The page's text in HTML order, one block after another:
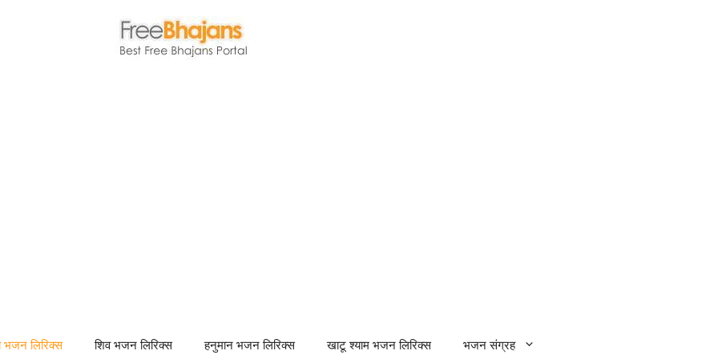
भजन लिरिक्स शिव भजन लिरिक्स हनुमान भजन लिरिक्स खाटू श्याम भजन लिरिक्स भजन संग्रह